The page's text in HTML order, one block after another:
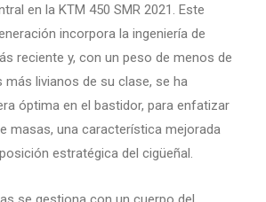
en la KTM 450 SMR 2021. Este
incorpora la ingeniería de
reciente y, con un peso de menos de
más livianos de su clase, se ha
óptima en el bastidor, para enfatizar
masas, una característica mejorada
estratégica del cigüeñal.